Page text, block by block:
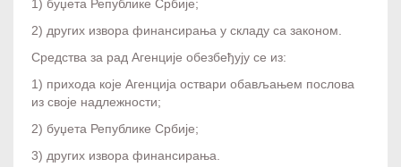
1) буџета Републике Србије;
2) других извора финансирања у складу са законом.
Средства за рад Агенције обезбеђују се из:
1) прихода које Агенција оствари обављањем послова
из своје надлежности;
2) буџета Републике Србије;
3) других извора финансирања.